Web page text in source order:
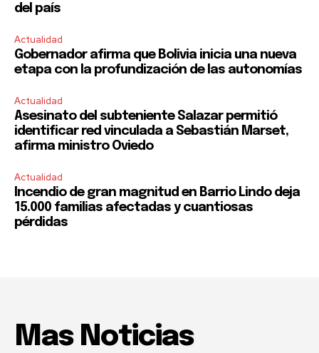
del país
Actualidad
Gobernador afirma que Bolivia inicia una nueva
etapa con la profundización de las autonomías
Actualidad
Asesinato del subteniente Salazar permitió
identificar red vinculada a Sebastián Marset,
afirma ministro Oviedo
Actualidad
Incendio de gran magnitud en Barrio Lindo deja
15.000 familias afectadas y cuantiosas
pérdidas
Mas Noticias